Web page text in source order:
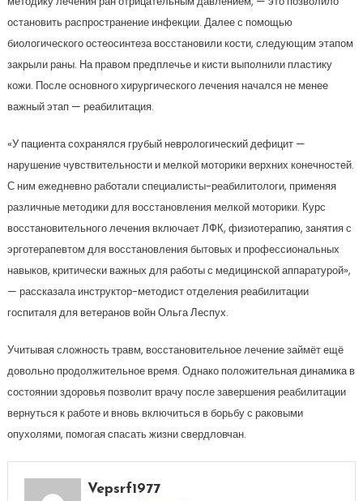
остановить распространение инфекции. Далее с помощью
биологического остеосинтеза восстановили кости, следующим этапом
закрыли раны. На правом предплечье и кисти выполнили пластику
кожи. После основного хирургического лечения начался не менее
важный этап — реабилитация.
«У пациента сохранялся грубый неврологический дефицит —
нарушение чувствительности и мелкой моторики верхних конечностей.
С ним ежедневно работали специалисты-реабилитологи, применяя
различные методики для восстановления мелкой моторики. Курс
восстановительного лечения включает ЛФК, физиотерапию, занятия с
эрготерапевтом для восстановления бытовых и профессиональных
навыков, критически важных для работы с медицинской аппаратурой»,
— рассказала инструктор-методист отделения реабилитации
госпиталя для ветеранов войн Ольга Леспух.
Учитывая сложность травм, восстановительное лечение займёт ещё
довольно продолжительное время. Однако положительная динамика в
состоянии здоровья позволит врачу после завершения реабилитации
вернуться к работе и вновь включиться в борьбу с раковыми
опухолями, помогая спасать жизни свердловчан.
Vepsrf1977